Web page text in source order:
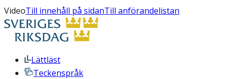
VideoTill innehåll på sidanTill anförandelistan
Lättläst
Teckenspråk